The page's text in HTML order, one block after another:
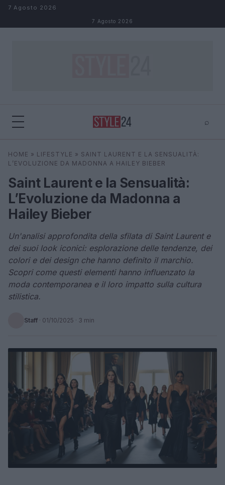
Salta al contenuto
7 Agosto 2026
7 Agosto 2026
⌕
Cerca ⌕
HOME » LIFESTYLE » SAINT LAURENT E LA SENSUALITÀ:
L’EVOLUZIONE DA MADONNA A HAILEY BIEBER
Saint Laurent e la Sensualità:
L’Evoluzione da Madonna a
Hailey Bieber
Un'analisi approfondita della sfilata di Saint Laurent e
dei suoi look iconici: esplorazione delle tendenze, dei
colori e dei design che hanno definito il marchio.
Scopri come questi elementi hanno influenzato la
moda contemporanea e il loro impatto sulla cultura
stilistica.
Staff · 01/10/2025 · 3 min